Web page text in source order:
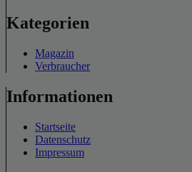
Kategorien
Magazin
Verbraucher
Informationen
Startseite
Datenschutz
Impressum